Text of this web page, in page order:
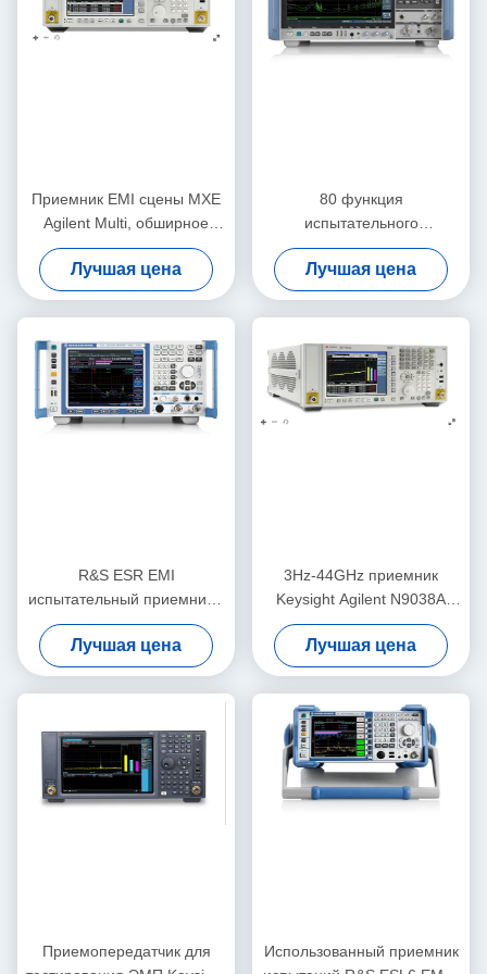
Приемник EMI сцены MXE
Agilent Multi, обширное
диагностическое Keysight
N9038A
Лучшая цена
80 функция
испытательного
оборудования ESW R&S
EMI EMC MHz практически
Multi
Лучшая цена
R&S ESR EMI
испытательный приемник с
цветовым дисплеем от 10
Гц до 26,5 ГГц и
пропускной способностью
40 ГГц для испытаний EMC
Лучшая цена
3Hz-44GHz приемник
Keysight Agilent N9038A
MXE испытательного
оборудования EMI EMC
Лучшая цена
Приемопередатчик для
Использованный приемник